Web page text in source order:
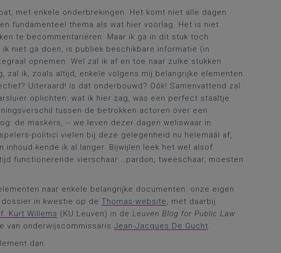
met enkele onderbrekingen. Het komt niet alle dagen
fundamenteel thema als wat hier voorlag. Het is niet
te becommentariëren. Maar ik ga in dit stuk toch
niet ga doen, is publiek beschikbare informatie (in
opnemen. Wel zal ik af en toe naar zulke stukken
zal ik, zoals altijd, enkele volgens mij belangrijke elementen
Uiteraard! Is dat onderbouwd? Oók! Samenvattend zal
oplichten: wat ik hier zag, was een perfect staaltje
tussen de betrokken actoren over een
de maskers, -- we leven dezer dagen weliswaar in
politici vielen bij deze gelegenheid nu helemáál af,
inhoud kende ik al langer. Bijwijlen leek het wel alsof
functionerende vierschaar …pardon, tweeschaar, moesten
naar enkele belangrijke documenten: onze eigen
dossier in kwestie op de Thomas-website, met daarbij
Kurt Willems (KU Leuven) in de Leuven Blog for Public Law
van onderwijscommissaris Jean-Jacques De Gucht.
dan.